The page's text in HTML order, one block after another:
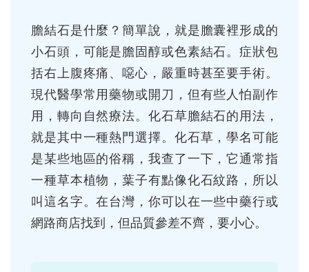
膽結石是什麼？簡單說，就是膽囊裡形成的
小石頭，可能是膽固醇或色素結石。症狀包
括右上腹疼痛、噁心，嚴重時甚至要手術。
現代醫學常用藥物或開刀，但有些人怕副作
用，轉向自然療法。化石草膽結石的用法，
就是其中一種熱門選擇。化石草，學名可能
是某些地區的俗稱，我查了一下，它通常指
一種草本植物，葉子有點像化石紋路，所以
叫這名字。在台灣，你可以在一些中藥行或
網路商店找到，但品質參差不齊，要小心。